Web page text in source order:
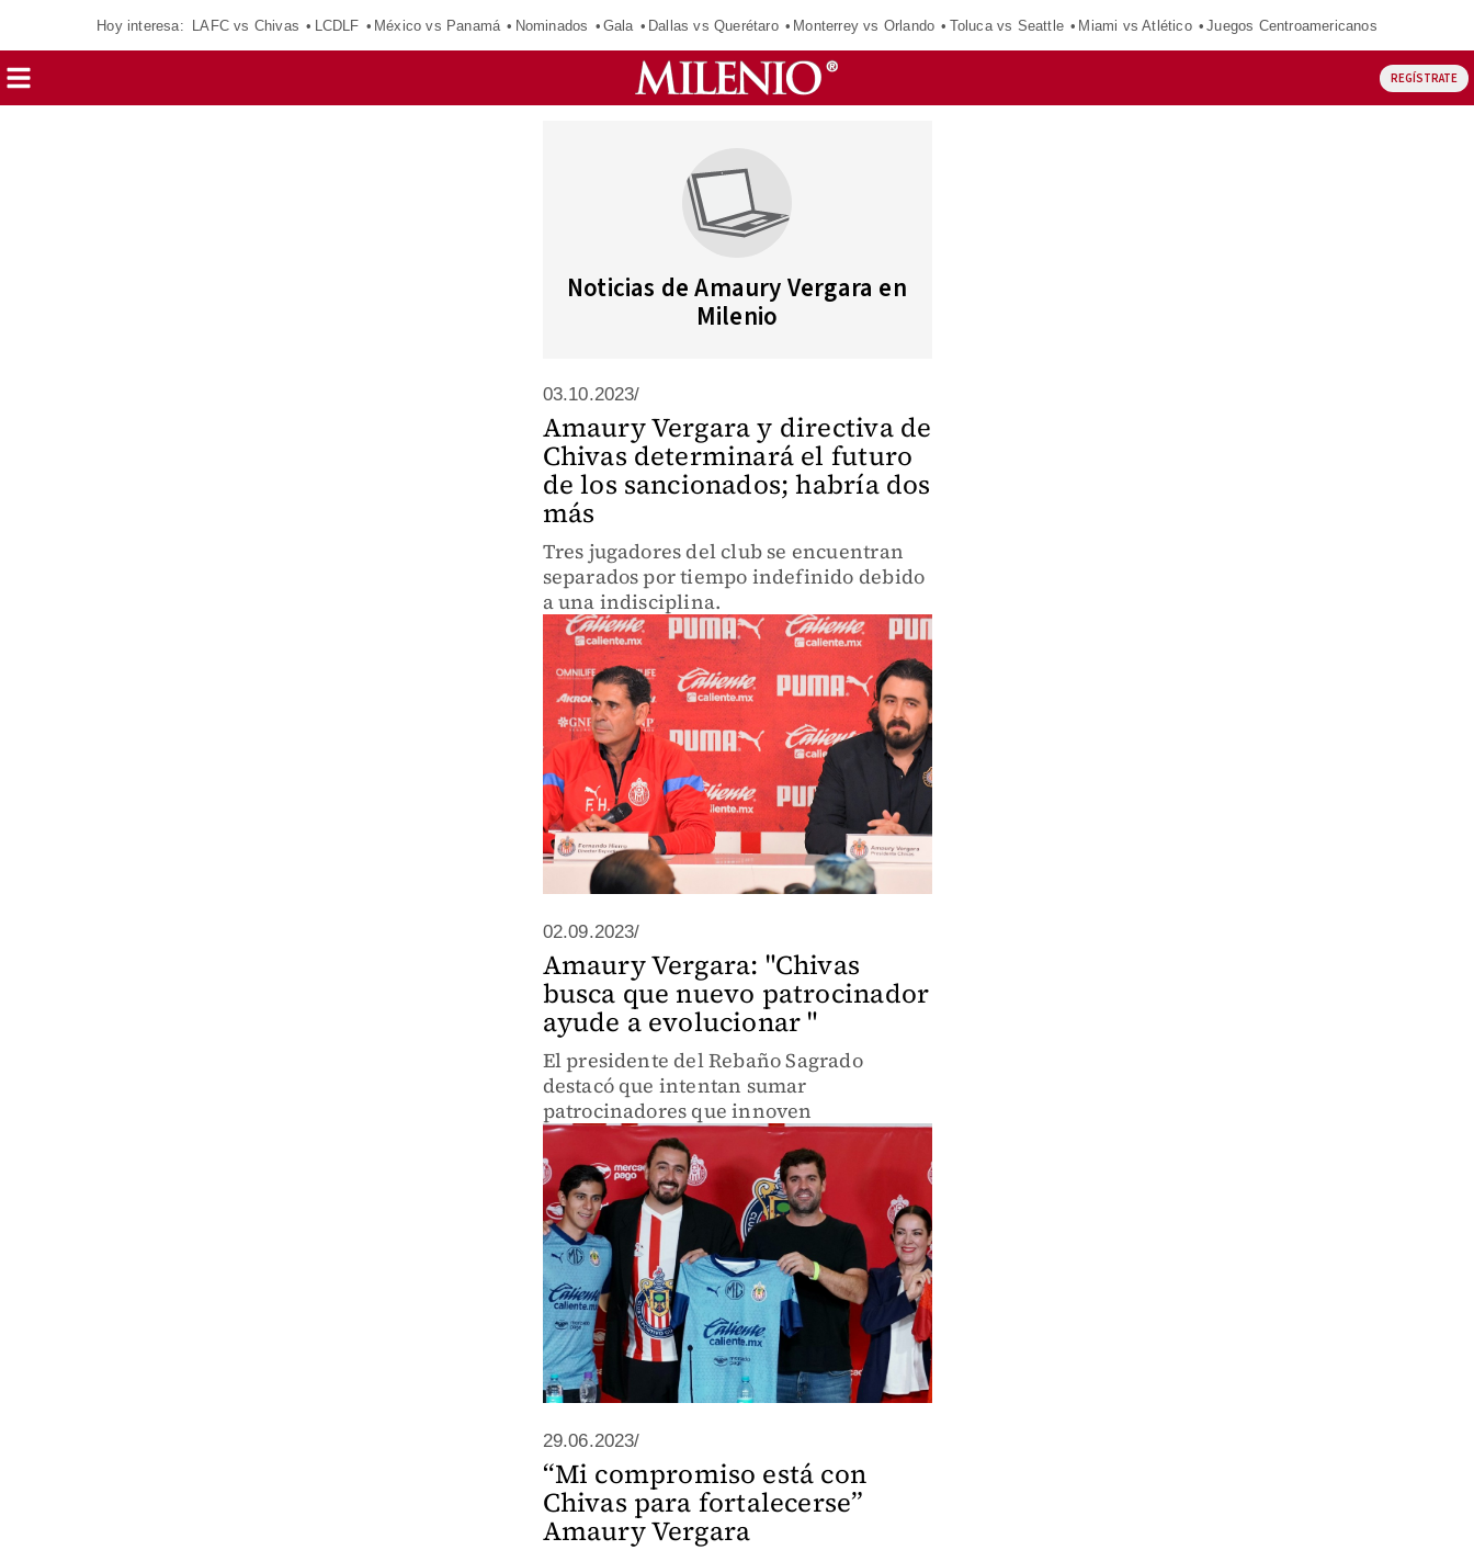
Hoy interesa: LAFC vs Chivas LCDLF México vs Panamá Nominados Gala Dallas vs Querétaro Monterrey vs Orlando Toluca vs Seattle Miami vs Atlético Juegos Centroamericanos
REGÍSTRATE
Noticias de Amaury Vergara en
Milenio
03.10.2023/
Amaury Vergara y directiva de
Chivas determinará el futuro
de los sancionados; habría dos
más
Tres jugadores del club se encuentran
separados por tiempo indefinido debido
a una indisciplina.
02.09.2023/
Amaury Vergara: "Chivas
busca que nuevo patrocinador
ayude a evolucionar "
El presidente del Rebaño Sagrado
destacó que intentan sumar
patrocinadores que innoven
29.06.2023/
“Mi compromiso está con
Chivas para fortalecerse”
Amaury Vergara